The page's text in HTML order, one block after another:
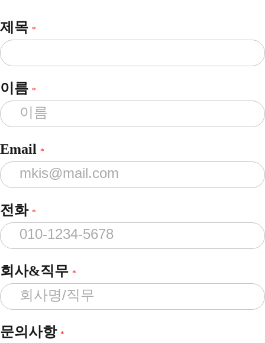
제목 *
이름 *
Email *
전화 *
회사&직무 *
문의사항 *